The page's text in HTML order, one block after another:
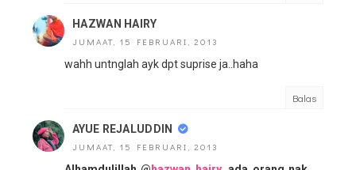
HAZWAN HAIRY
JUMAAT, 15 FEBRUARI, 2013
wahh untnglah ayk dpt suprise ja..haha
Balas
AYUE REJALUDDIN
JUMAAT, 15 FEBRUARI, 2013